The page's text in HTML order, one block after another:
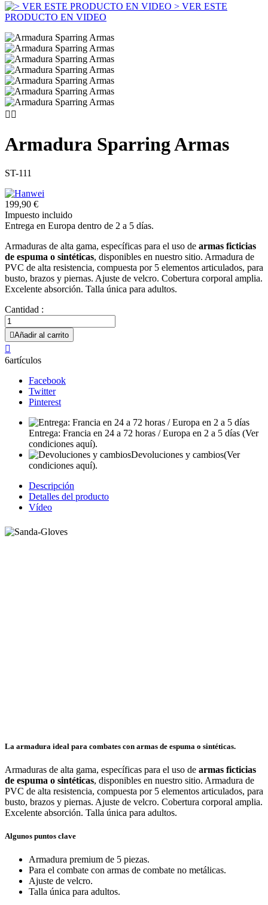
> VER ESTE
PRODUCTO EN VIDEO
 
Armadura Sparring Armas
ST-111
199,90 €
Impuesto incluido
Entrega en Europa dentro de 2 a 5 días.
Armaduras de alta gama, específicas para el uso de armas ficticias
de espuma o sintéticas, disponibles en nuestro sitio. Armadura de
PVC de alta resistencia, compuesta por 5 elementos articulados, para
busto, brazos y piernas. Ajuste de velcro. Cobertura corporal amplia.
Excelente absorción. Talla única para adultos.
Cantidad :
Añadir al carrito

6artículos
Facebook
Twitter
Pinterest
Entrega: Francia en 24 a 72 horas / Europa en 2 a 5 días (Ver
condiciones aquí).
Devoluciones y cambios(Ver
condiciones aquí).
Descripción
Detalles del producto
Vídeo
La armadura ideal para combates con armas de espuma o sintéticas.
Armaduras de alta gama, específicas para el uso de armas ficticias
de espuma o sintéticas, disponibles en nuestro sitio. Armadura de
PVC de alta resistencia, compuesta por 5 elementos articulados, para
busto, brazos y piernas. Ajuste de velcro. Cobertura corporal amplia.
Excelente absorción. Talla única para adultos.
Algunos puntos clave
Armadura premium de 5 piezas.
Para el combate con armas de combate no metálicas.
Ajuste de velcro.
Talla única para adultos.